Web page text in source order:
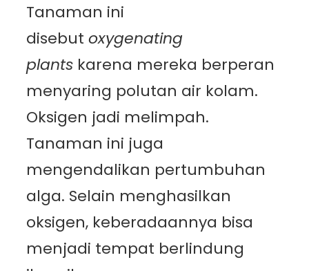
Tanaman ini
disebut oxygenating
plants karena mereka berperan
menyaring polutan air kolam.
Oksigen jadi melimpah.
Tanaman ini juga
mengendalikan pertumbuhan
alga. Selain menghasilkan
oksigen, keberadaannya bisa
menjadi tempat berlindung